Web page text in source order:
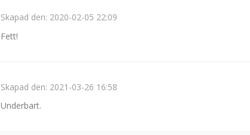
Skapad den: 2020-02-05 22:09
Fett!
Skapad den: 2021-03-26 16:58
Underbart.